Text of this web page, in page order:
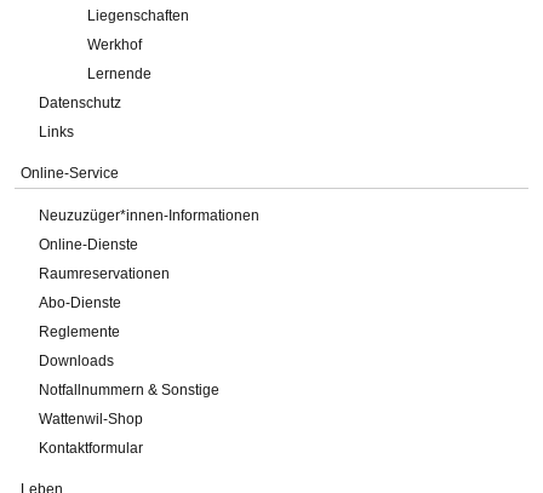
Liegenschaften
Werkhof
Lernende
Datenschutz
Links
Online-Service
Neuzuzüger*innen-Informationen
Online-Dienste
Raumreservationen
Abo-Dienste
Reglemente
Downloads
Notfallnummern & Sonstige
Wattenwil-Shop
Kontaktformular
Leben